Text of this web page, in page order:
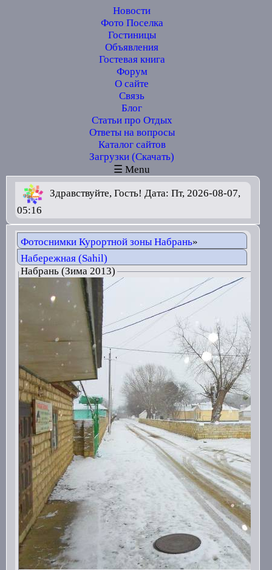
Новости
Фото Поселка
Гостиницы
Объявления
Гостевая книга
Форум
О сайте
Связь
Блог
Статьи про Отдых
Ответы на вопросы
Каталог сайтов
Загрузки (Скачать)
☰ Menu
Здравствуйте, Гость! Дата: Пт, 2026-08-07,
05:16
Фотоснимки Курортной зоны Набрань»
Набережная (Sahil)
Набрань (Зима 2013)